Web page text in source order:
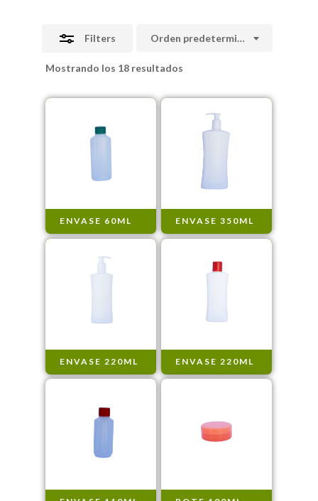
Filters
Mostrando los 18 resultados
Orden predeterminado
ENVASE 60ML ENVASE 350ML
ENVASE 220ML ENVASE 220ML